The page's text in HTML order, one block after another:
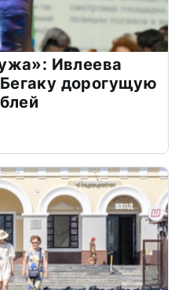
Ивлеева
дорогущую